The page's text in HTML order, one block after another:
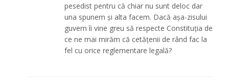
pesedist pentru că chiar nu sunt deloc dar
una spunem și alta facem. Dacă așa-zisului
guvern îi vine greu să respecte Constituția de
ce ne mai mirăm că cetățenii de rând fac la
fel cu orice reglementare legală?